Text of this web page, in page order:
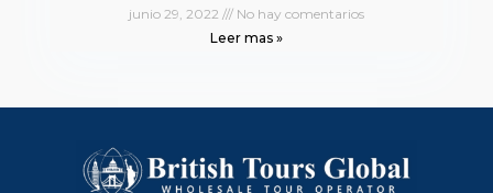
junio 29, 2022
No hay comentarios
Leer mas »